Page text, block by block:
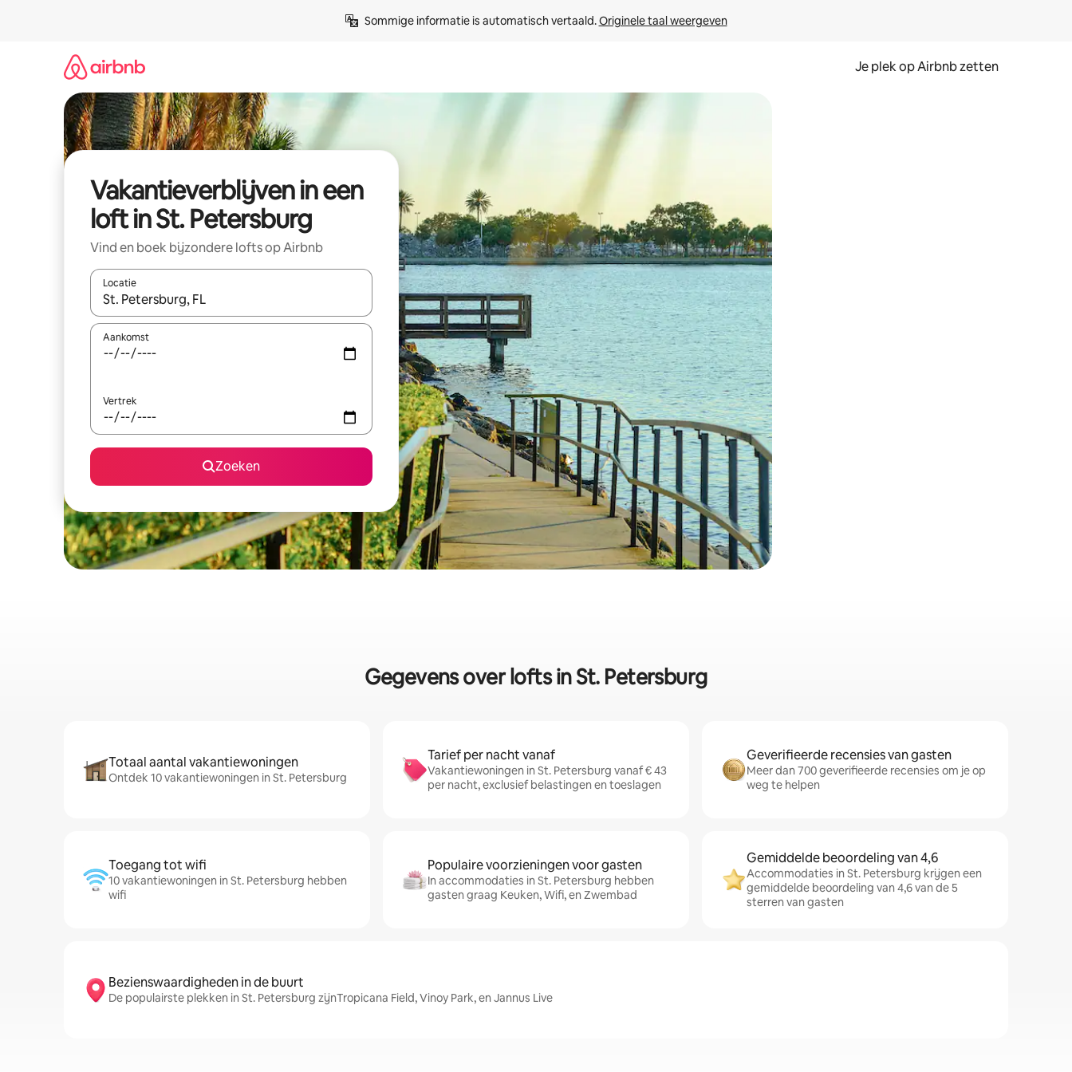
Sommige informatie is automatisch vertaald. Originele taal weergeven
Je plek op Airbnb zetten
Vakantieverblijven in een
loft in St. Petersburg
Vind en boek bijzondere lofts op Airbnb
Locatie
Wanneer er resultaten beschikbaar zijn, maak je een keuze met je de pijltjestoetsen omhoog en omlaag, óf door te tikken of swipen.
Aankomst
Vertrek
Zoeken
Gegevens over lofts in St. Petersburg
Totaal aantal vakantiewoningen
Ontdek 10 vakantiewoningen in St. Petersburg
Tarief per nacht vanaf
Vakantiewoningen in St. Petersburg vanaf € 43
per nacht, exclusief belastingen en toeslagen
Geverifieerde recensies van gasten
Meer dan 700 geverifieerde recensies om je op
weg te helpen
Toegang tot wifi
10 vakantiewoningen in St. Petersburg hebben
wifi
Populaire voorzieningen voor gasten
In accommodaties in St. Petersburg hebben
gasten graag Keuken, Wifi, en Zwembad
Gemiddelde beoordeling van 4,6
Accommodaties in St. Petersburg krijgen een
gemiddelde beoordeling van 4,6 van de 5
sterren van gasten
Bezienswaardigheden in de buurt
De populairste plekken in St. Petersburg zijnTropicana Field, Vinoy Park, en Jannus Live